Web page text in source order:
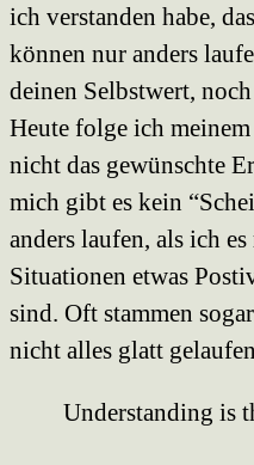
ich verstanden habe,
können nur anders
deinen Selbstwert,
Heute folge ich
nicht das gewünschte
mich gibt es kein
anders laufen, als ich
Situationen etwas
sind. Oft stammen
nicht alles glatt
Understanding is